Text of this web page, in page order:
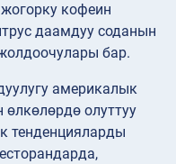
кофеин
даамдуу соданын
бар.
америкалык
олуттуу
тенденцияларды